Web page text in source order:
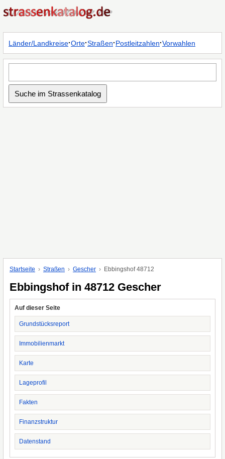
Länder/Landkreise·Orte·Straßen·Postleitzahlen·Vorwahlen
Startseite Straßen Gescher Ebbingshof 48712
Ebbingshof in 48712 Gescher
Auf dieser Seite
Grundstücksreport
Immobilienmarkt
Karte
Lageprofil
Fakten
Finanzstruktur
Datenstand